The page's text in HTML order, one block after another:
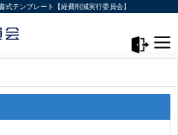
テンプレート【経費削減実行委員会】